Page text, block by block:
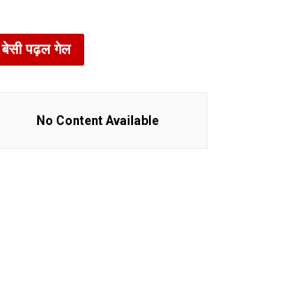
बेसी पढ़ल गेल
No Content Available